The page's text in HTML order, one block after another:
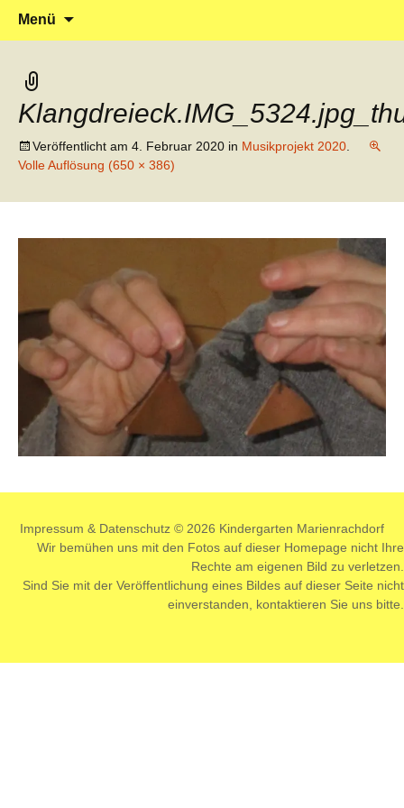
Kindergarten Marienrachdorf
Klein reingehen – Groß rauskommen
Menü
Veröffentlicht am 4. Februar 2020 in Musikprojekt 2020
Volle Auflösung (650 × 386)
Impressum & Datenschutz © 2026 Kindergarten Marienrachdorf
Wir bemühen uns mit den Fotos auf dieser Homepage nicht Ihre
Rechte am eigenen Bild zu verletzen.
Sind Sie mit der Veröffentlichung eines Bildes auf dieser Seite nicht
einverstanden, kontaktieren Sie uns bitte.